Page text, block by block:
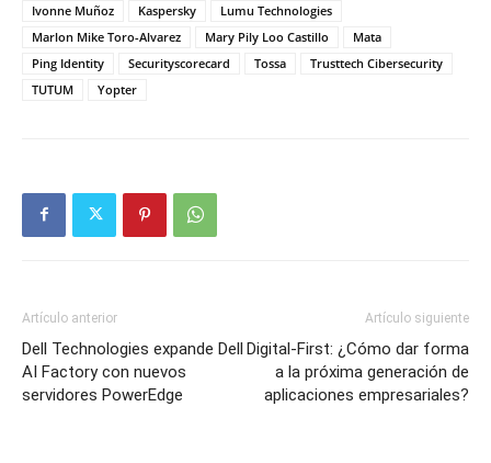
Ivonne Muñoz
Kaspersky
Lumu Technologies
Marlon Mike Toro-Alvarez
Mary Pily Loo Castillo
Mata
Ping Identity
Securityscorecard Tossa
Trusttech Cibersecurity
TUTUM
Yopter
Artículo anterior
Dell Technologies expande Dell
AI Factory con nuevos
servidores PowerEdge
Artículo siguiente
Digital-First: ¿Cómo dar forma
a la próxima generación de
aplicaciones empresariales?